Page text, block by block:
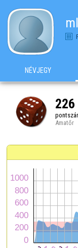
NÉVJEGY
226
Amatőr